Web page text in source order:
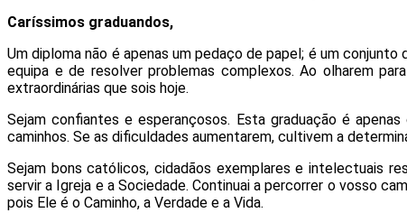
Caríssimos graduandos,
Um diploma não é apenas um pedaço de papel; é um
equipa e de resolver problemas complexos. Ao olharem
extraordinárias que sois hoje.
Sejam confiantes e esperançosos. Esta graduação é
caminhos. Se as dificuldades aumentarem, cultivem a
Sejam bons católicos, cidadãos exemplares e intelectuais
servir a Igreja e a Sociedade. Continuai a percorrer o vosso
pois Ele é o Caminho, a Verdade e a Vida.